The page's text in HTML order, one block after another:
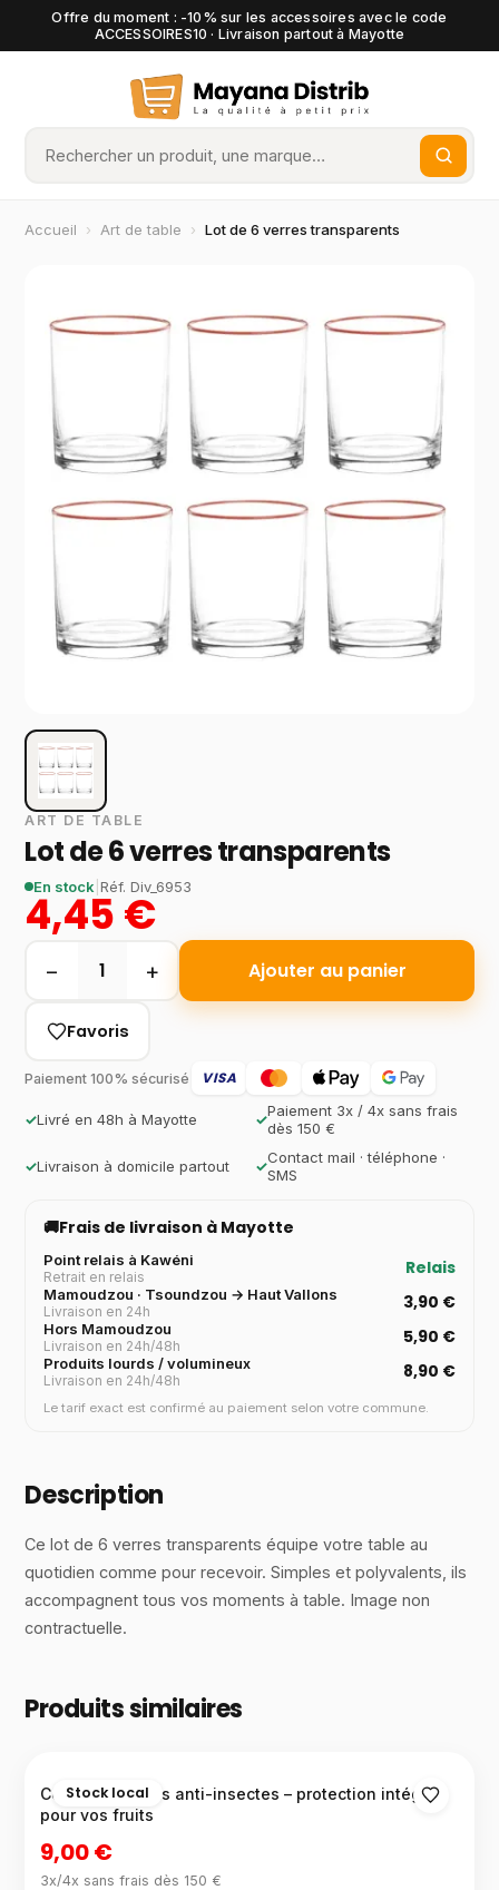
Offre du moment : -10% sur les accessoires avec le code
ACCESSOIRES10 · Livraison partout à Mayotte
Accueil › Art de table › Lot de 6 verres transparents
ART DE TABLE
Lot de 6 verres transparents
En stock |Réf.Div_6953
4,45 €
− 1 + Ajouter au panier
Favoris
Paiement 100% sécurisé VISA
✓Livré en 48h à Mayotte ✓Paiement 3x / 4x sans frais
dès 150 €
✓Livraison à domicile partout ✓Contact mail · téléphone ·
SMS
🚚Frais de livraison à Mayotte
Point relais à Kawéni
Retrait en relais Relais
Mamoudzou · Tsoundzou → Haut Vallons
Livraison en 24h 3,90 €
Hors Mamoudzou
Livraison en 24h/48h 5,90 €
Produits lourds / volumineux
Livraison en 24h/48h 8,90 €
Le tarif exact est confirmé au paiement selon votre commune.
Description
Ce lot de 6 verres transparents équipe votre table au
quotidien comme pour recevoir. Simples et polyvalents, ils
accompagnent tous vos moments à table. Image non
contractuelle.
Produits similaires
Stock local
Corbeille à fruits anti-insectes – protection intégrée
pour vos fruits
9,00 €
3x/4x sans frais dès 150 €